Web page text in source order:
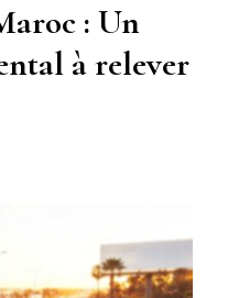
: Un
à relever